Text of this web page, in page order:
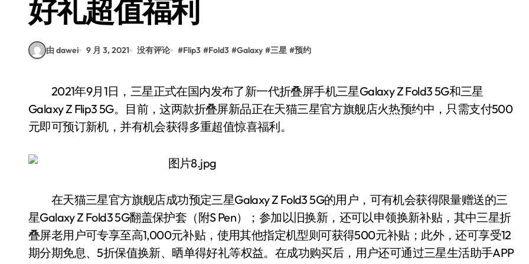
好礼超值福利
由 dawei 9 月 3, 2021 没有评论 #Flip3 #Fold3 #Galaxy #三星 #预约
2021年9月1日，三星正式在国内发布了新一代折叠屏手机三星Galaxy Z Fold3 5G和三星
Galaxy Z Flip3 5G。目前，这两款折叠屏新品正在天猫三星官方旗舰店火热预约中，只需支付500
元即可预订新机，并有机会获得多重超值惊喜福利。
在天猫三星官方旗舰店成功预定三星Galaxy Z Fold3 5G的用户，可有机会获得限量赠送的三
星Galaxy Z Fold3 5G翻盖保护套（附S Pen）；参加以旧换新，还可以申领换新补贴，其中三星折
叠屏老用户可专享至高1,000元补贴，使用其他指定机型则可获得500元补贴；此外，还可享受12
期分期免息、5折保值换新、晒单得好礼等权益。在成功购买后，用户还可通过三星生活助手APP